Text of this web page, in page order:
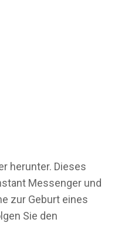
herunter. Dieses
Messenger und
zur Geburt eines
Sie den